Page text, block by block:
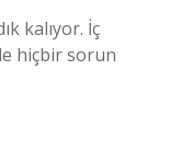
kalıyor. İç
hiçbir sorun